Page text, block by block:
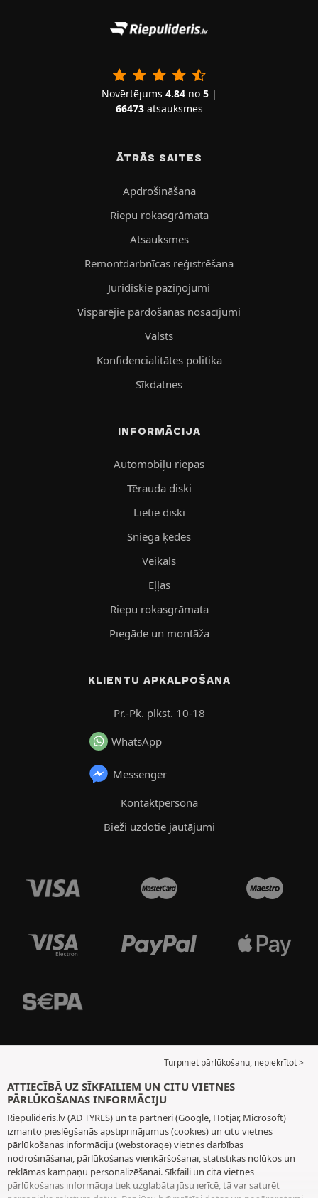
Novērtējums 4.84no 5|
66473atsauksmes
ĀTRĀS SAITES
Apdrošināšana
Riepu rokasgrāmata
Atsauksmes
Remontdarbnīcas reģistrēšana
Juridiskie paziņojumi
Vispārējie pārdošanas nosacījumi
Valsts
Konfidencialitātes politika
Sīkdatnes
INFORMĀCIJA
Automobiļu riepas
Tērauda diski
Lietie diski
Sniega ķēdes
Veikals
Eļļas
Riepu rokasgrāmata
Piegāde un montāža
KLIENTU APKALPOŠANA
Pr.-Pk. plkst. 10-18
WhatsApp
Messenger
Kontaktpersona
Bieži uzdotie jautājumi
Turpiniet pārlūkošanu, nepiekrītot >
ATTIECĪBĀ UZ SĪKFAILIEM UN CITU VIETNES
PĀRLŪKOŠANAS INFORMĀCIJU
Riepulideris.lv (AD TYRES) un tā partneri (Google, Hotjar, Microsoft)
izmanto pieslēgšanās apstiprinājumus (cookies) un citu vietnes
pārlūkošanas informāciju (webstorage) vietnes darbības
nodrošināšanai, pārlūkošanas vienkāršošanai, statistikas nolūkos un
reklāmas kampaņu personalizēšanai. Sīkfaili un cita vietnes
pārlūkošanas informācija tiek uzglabāta jūsu ierīcē, tā var saturēt